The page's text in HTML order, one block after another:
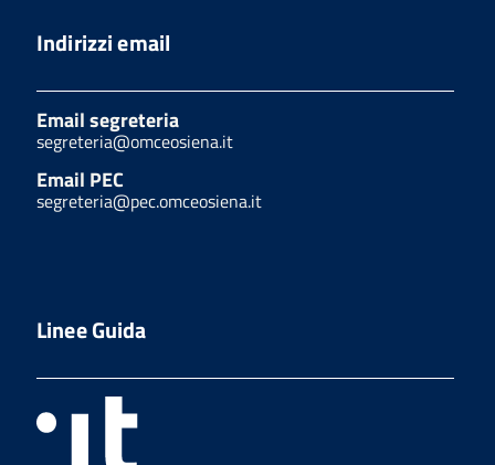
Indirizzi email
Email segreteria
segreteria@omceosiena.it
Email PEC
segreteria@pec.omceosiena.it
Linee Guida